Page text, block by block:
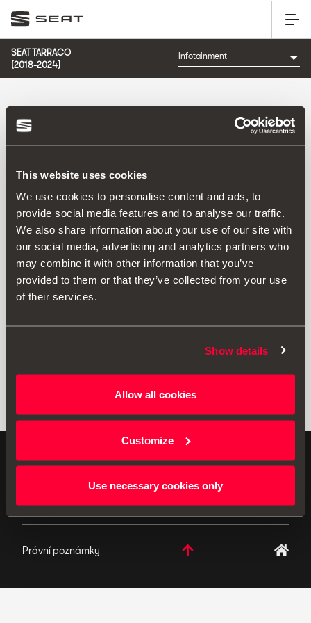
This website uses cookies
We use cookies to personalise content and ads, to
provide social media features and to analyse our traffic.
We also share information about your use of our site with
our social media, advertising and analytics partners who
may combine it with other information that you’ve
provided to them or that they’ve collected from your use
of their services.
Show details
Allow all cookies
Customize
Use necessary cookies only
SEAT TARRACO
(2018-2024)
Uspořádat podle:
Datum představení |A-Z |Z-A | Cena vzes.|Cena sest.
KATEGORIE: INFOTAINMENT
ORIGINÁLNÍ PŘÍSLUŠENSTVÍ - SEAT neustále vyvíjí své
produkty a vyhrazuje si právo provádět změny ve
Právní poznámky